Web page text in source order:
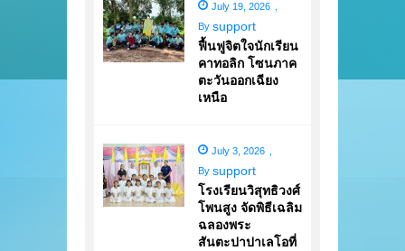
July 19, 2026
By support
ฟื้นฟูจิตใจนักเรียน
คาทอลิก โซนภาค
ตะวันออกเฉียง
เหนือ
July 3, 2026
By support
โรงเรียนวิสุทธิวงศ์
โพนสูง จัดพิธีเฉลิม
ฉลองพระ
สันตะปาปาเลโอที่